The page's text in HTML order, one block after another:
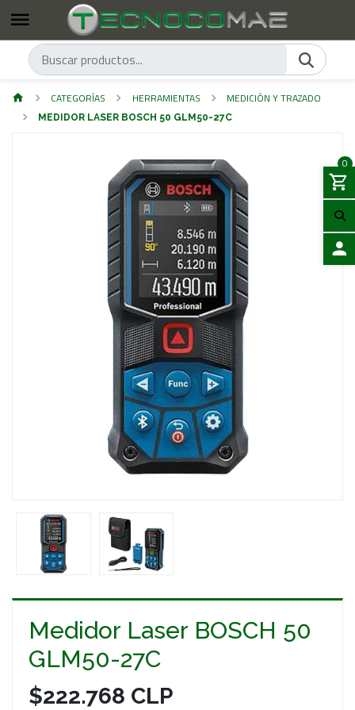
0
CATEGORÍAS HERRAMIENTAS MEDICIÓN Y TRAZADO
MEDIDOR LASER BOSCH 50 GLM50-27C
Medidor Laser BOSCH 50
GLM50-27C
$222.768 CLP